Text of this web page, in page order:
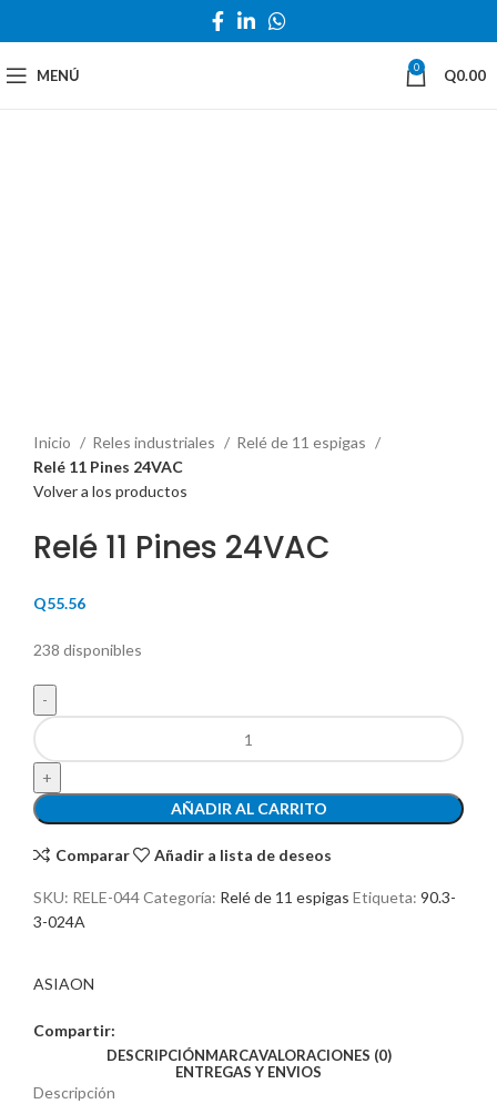
MENÚ 0 Q0.00
Inicio
Reles industriales
Relé de 11 espigas
Relé 11 Pines 24VAC
Volver a los productos
Relé 11 Pines 24VAC
Q55.56
238 disponibles
AÑADIR AL CARRITO
Comparar Añadir a lista de deseos
SKU: RELE-044Categoría: Relé de 11 espigas Etiqueta: 90.3-
3-024A
ASIAON
Compartir:
DESCRIPCIÓNMARCAVALORACIONES (0)
ENTREGAS Y ENVIOS
Descripción